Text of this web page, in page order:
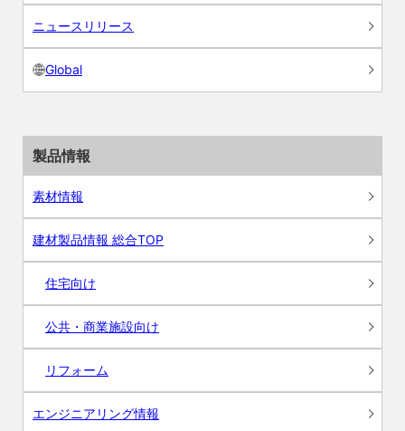
ニュースリリース
Global
製品情報
素材情報
建材製品情報 総合TOP
住宅向け
公共・商業施設向け
リフォーム
エンジニアリング情報